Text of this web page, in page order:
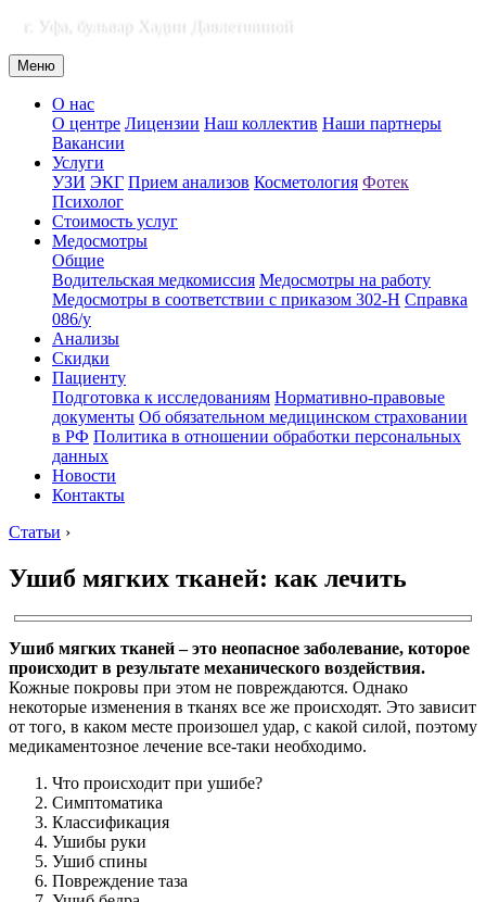
г. Уфа, бульвар Хадии Давлетшиной
Меню
О нас
О центре Лицензии Наш коллектив Наши партнеры
Вакансии
Услуги
УЗИ ЭКГ Прием анализов Косметология Фотек
Психолог
Стоимость услуг
Медосмотры
Общие
Водительская медкомиссия Медосмотры на работу
Медосмотры в соответствии с приказом 302-Н Справка
086/у
Анализы
Скидки
Пациенту
Подготовка к исследованиям Нормативно-правовые
документы Об обязательном медицинском страховании
в РФ Политика в отношении обработки персональных
данных
Новости
Контакты
Статьи ›
Ушиб мягких тканей: как лечить
Ушиб мягких тканей – это неопасное заболевание, которое
происходит в результате механического воздействия.
Кожные покровы при этом не повреждаются. Однако
некоторые изменения в тканях все же происходят. Это зависит
от того, в каком месте произошел удар, с какой силой, поэтому
медикаментозное лечение все-таки необходимо.
Что происходит при ушибе?
Симптоматика
Классификация
Ушибы руки
Ушиб спины
Повреждение таза